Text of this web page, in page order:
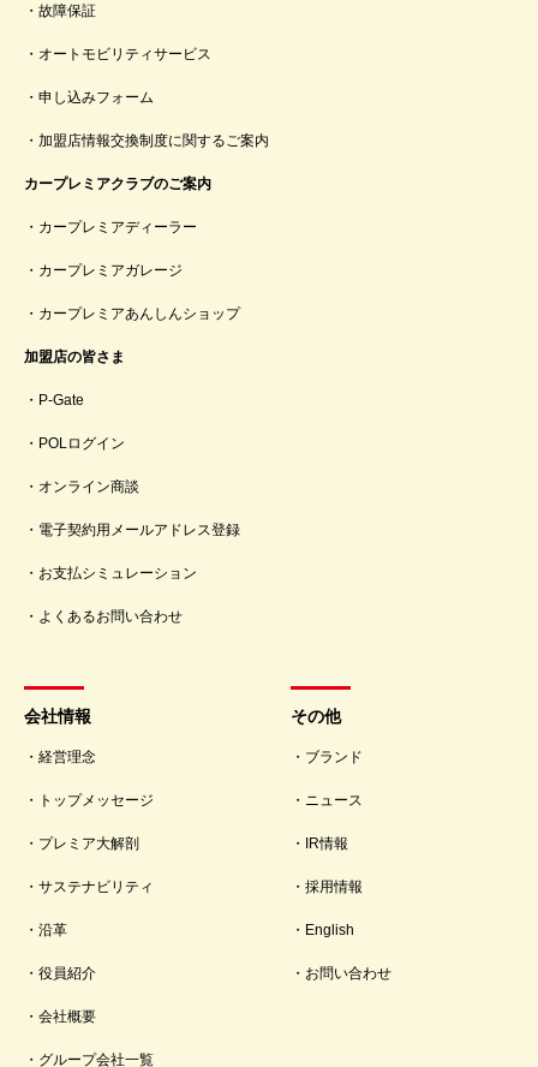
故障保証
オートモビリティサービス
申し込みフォーム
加盟店情報交換制度に関するご案内
カープレミアクラブのご案内
カープレミアディーラー
カープレミアガレージ
カープレミアあんしんショップ
加盟店の皆さま
P-Gate
POLログイン
オンライン商談
電子契約用メールアドレス登録
お支払シミュレーション
よくあるお問い合わせ
会社情報
経営理念
トップメッセージ
プレミア大解剖
サステナビリティ
沿革
役員紹介
会社概要
グループ会社一覧
その他
ブランド
ニュース
IR情報
採用情報
English
お問い合わせ